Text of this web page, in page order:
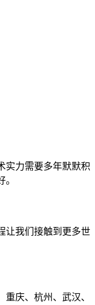
实力需要多年默默积
让我们接触到更多世
庆、杭州、武汉、